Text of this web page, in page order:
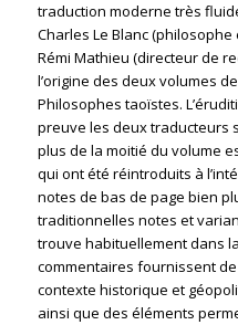
traduction moderne très
Charles Le Blanc
Rémi Mathieu (directeur de
l’origine des deux volumes
Philosophes taoïstes.
preuve les deux traducteurs
plus de la moitié du volume
qui ont été réintroduits à
notes de bas de page bien
traditionnelles notes et
trouve habituellement dans
commentaires fournissent
contexte historique et
ainsi que des éléments